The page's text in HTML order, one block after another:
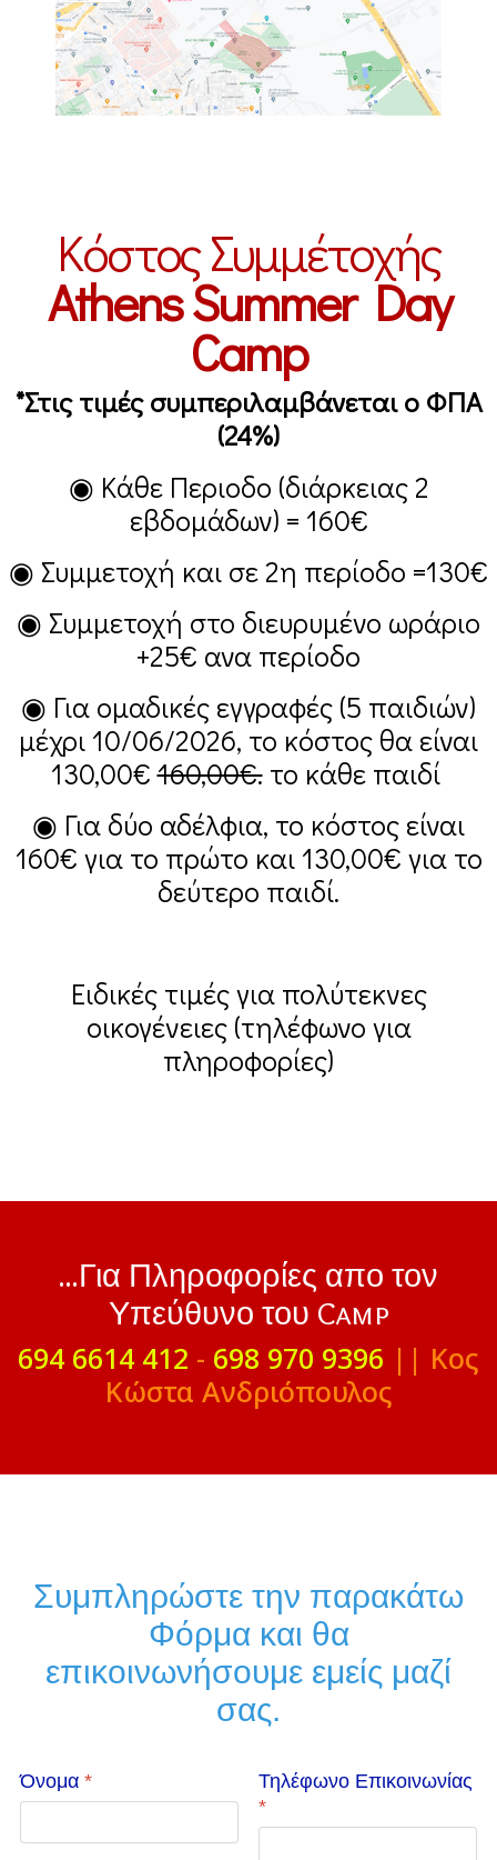
Κόστος Συμμέτοχής
Athens Summer Day
Camp
*Στις τιμές συμπεριλαμβάνεται ο ΦΠΑ
(24%)
◉ Κάθε Περιοδο (διάρκειας 2
εβδομάδων) = 160€
◉ Συμμετοχή και σε 2η περίοδο =130€
◉ Συμμετοχή στο διευρυμένο ωράριο
+25€ ανα περίοδο
◉ Για ομαδικές εγγραφές (5 παιδιών)
μέχρι 10/06/2026, το κόστος θα είναι
130,00€160,00€.το κάθε παιδί
◉ Για δύο αδέλφια, το κόστος είναι
160€ για το πρώτο και 130,00€ για το
δεύτερο παιδί.
Ειδικές τιμές για πολύτεκνες
οικογένειες (τηλέφωνο για
πληροφορίες)
...Για Πληροφορίες απο τον
Υπεύθυνο του Camp
694 6614 412 - 698 970 9396 || Κος
Κώστα Ανδριόπουλος
Συμπληρώστε την παρακάτω
Φόρμα και θα
επικοινωνήσουμε εμείς μαζί
σας.
Όνομα *
Τηλέφωνο Επικοινωνίας
*